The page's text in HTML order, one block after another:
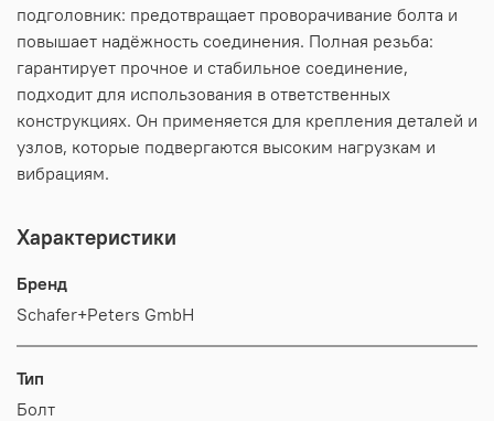
подголовник: предотвращает проворачивание болта и
повышает надёжность соединения. Полная резьба:
гарантирует прочное и стабильное соединение,
подходит для использования в ответственных
конструкциях. Он применяется для крепления деталей и
узлов, которые подвергаются высоким нагрузкам и
вибрациям.
Характеристики
Бренд
Schafer+Peters GmbH
Тип
Болт